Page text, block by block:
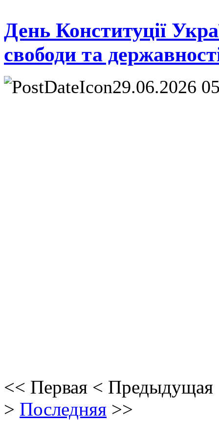
День Конституції
свободи та
29.06.2026
<< Первая < Предыдущая
> Последняя >>